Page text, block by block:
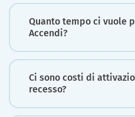
Quanto tempo ci vuole
Accendi?
Ci sono costi di
recesso?